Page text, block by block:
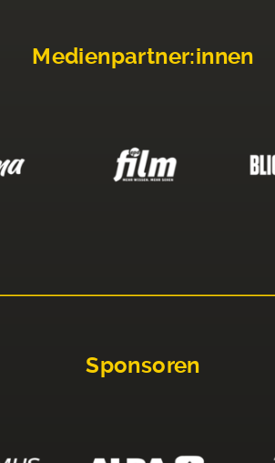
Medienpartner:innen
Sponsoren